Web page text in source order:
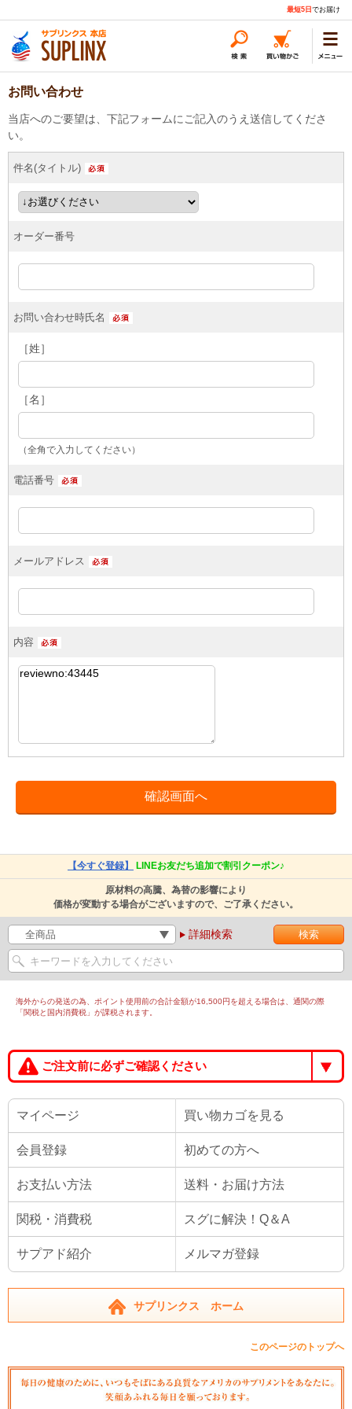
最短5日 でお届け
お問い合わせ
当店へのご要望は、下記フォームにご記入のうえ送信してくださ
い。
件名(タイトル)
オーダー番号
お問い合わせ時氏名
［姓］
［名］
（全角で入力してください）
電話番号
メールアドレス
内容
【今すぐ登録】 LINEお友だち追加で割引クーポン♪
原材料の高騰、為替の影響により
価格が変動する場合がございますので、ご了承ください。
詳細検索
海外からの発送の為、ポイント使用前の合計金額が16,500円を超える場合は、通関の際
「関税と国内消費税」が課税されます。
ご注文前に必ずご確認ください
マイページ 買い物カゴを見る
会員登録 初めての方へ
お支払い方法 送料・お届け方法
関税・消費税 スグに解決！Q＆A
サプアド紹介 メルマガ登録
サプリンクス ホーム
このページのトップへ